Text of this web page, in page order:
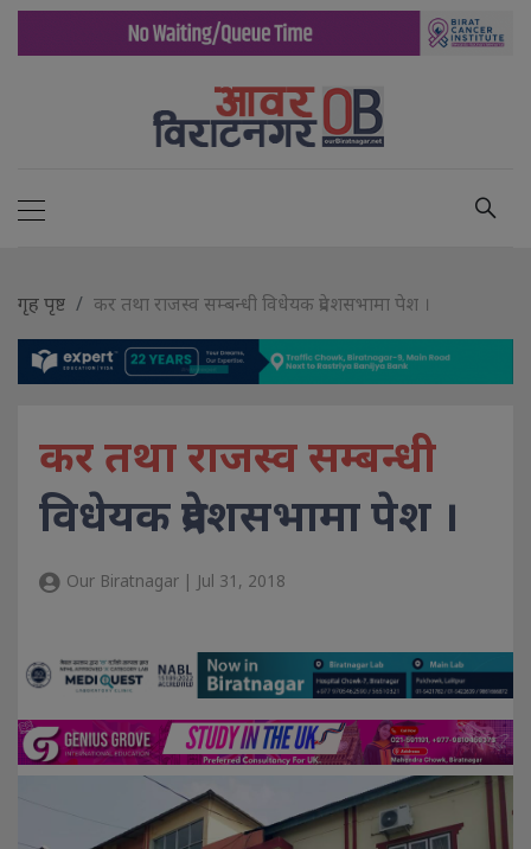
गृह पृष्ट कर तथा राजस्व सम्बन्धी विधेयक प्रदेशसभामा पेश ।
कर तथा राजस्व सम्बन्धी
विधेयक प्रदेशसभामा पेश ।
Our Biratnagar | Jul 31, 2018